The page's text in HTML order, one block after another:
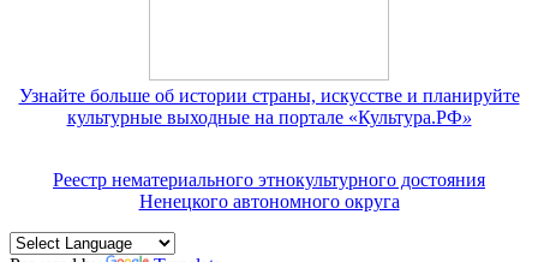
Узнайте больше об истории страны, искусстве и планируйте
культурные выходные на портале «Культура.РФ»
Реестр нематериального этнокультурного достояния
Ненецкого автономного округа